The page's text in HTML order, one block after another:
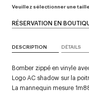
Veuillez sélectionner une taille.
RÉSERVATION EN
DESCRIPTION DÉTAILS
Bomber zippé en vinyle
Logo AC shadow sur la
La mannequin mesure